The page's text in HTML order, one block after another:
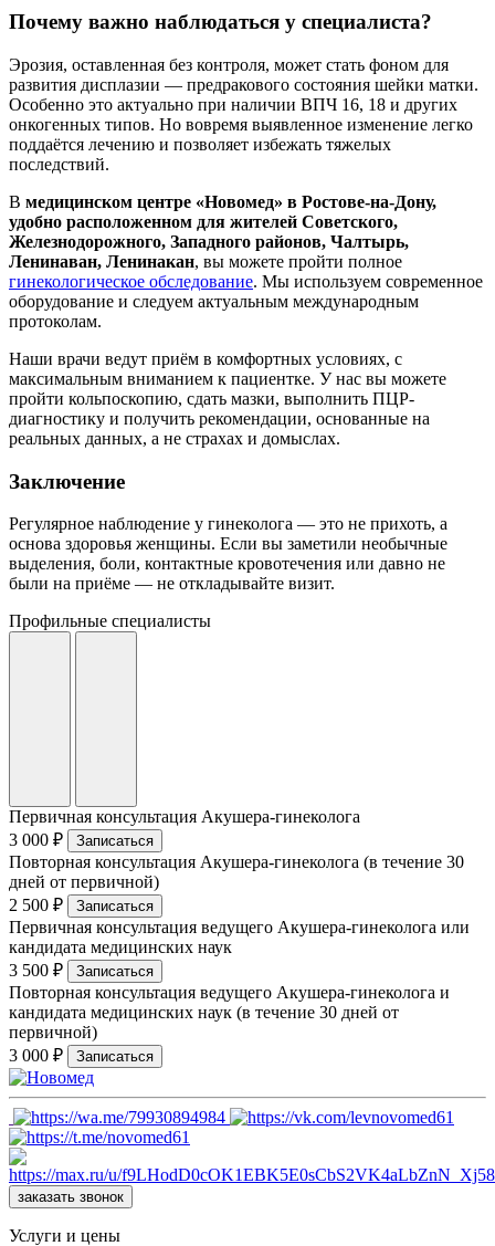
Почему важно наблюдаться у специалиста?
Эрозия, оставленная без контроля, может стать фоном для
развития дисплазии — предракового состояния шейки матки.
Особенно это актуально при наличии ВПЧ 16, 18 и других
онкогенных типов. Но вовремя выявленное изменение легко
поддаётся лечению и позволяет избежать тяжелых
последствий.
В медицинском центре «Новомед» в Ростове-на-Дону,
удобно расположенном для жителей Советского,
Железнодорожного, Западного районов, Чалтырь,
Ленинаван, Ленинакан, вы можете пройти полное
гинекологическое обследование. Мы используем современное
оборудование и следуем актуальным международным
протоколам.
Наши врачи ведут приём в комфортных условиях, с
максимальным вниманием к пациентке. У нас вы можете
пройти кольпоскопию, сдать мазки, выполнить ПЦР-
диагностику и получить рекомендации, основанные на
реальных данных, а не страхах и домыслах.
Заключение
Регулярное наблюдение у гинеколога — это не прихоть, а
основа здоровья женщины. Если вы заметили необычные
выделения, боли, контактные кровотечения или давно не
были на приёме — не откладывайте визит.
Профильные специалисты
Первичная консультация Акушера-гинеколога
3 000 ₽
Записаться
Повторная консультация Акушера-гинеколога (в течение 30
дней от первичной)
2 500 ₽
Записаться
Первичная консультация ведущего Акушера-гинеколога или
кандидата медицинских наук
3 500 ₽
Записаться
Повторная консультация ведущего Акушера-гинеколога и
кандидата медицинских наук (в течение 30 дней от
первичной)
3 000 ₽
Записаться
заказать звонок
Услуги и цены